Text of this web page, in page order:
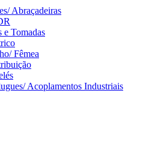
Abraçadeiras
e Tomadas
Fêmea
Acoplamentos Industriais